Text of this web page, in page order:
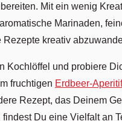
Mit ein wenig
Marinaden,
kreativ
Kochlöffel und probiere
fruchtigen Erdbeer-Aperitif
Rezept, das Deinem
Du eine Vielfalt an